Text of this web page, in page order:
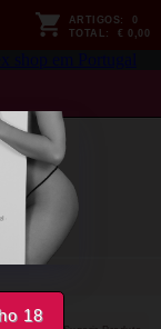
18
ARTIGOS:
0
TOTAL: € 0,00